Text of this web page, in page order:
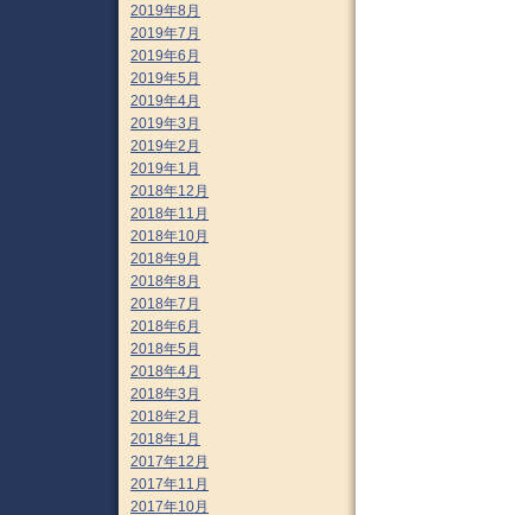
2019年8月
2019年7月
2019年6月
2019年5月
2019年4月
2019年3月
2019年2月
2019年1月
2018年12月
2018年11月
2018年10月
2018年9月
2018年8月
2018年7月
2018年6月
2018年5月
2018年4月
2018年3月
2018年2月
2018年1月
2017年12月
2017年11月
2017年10月